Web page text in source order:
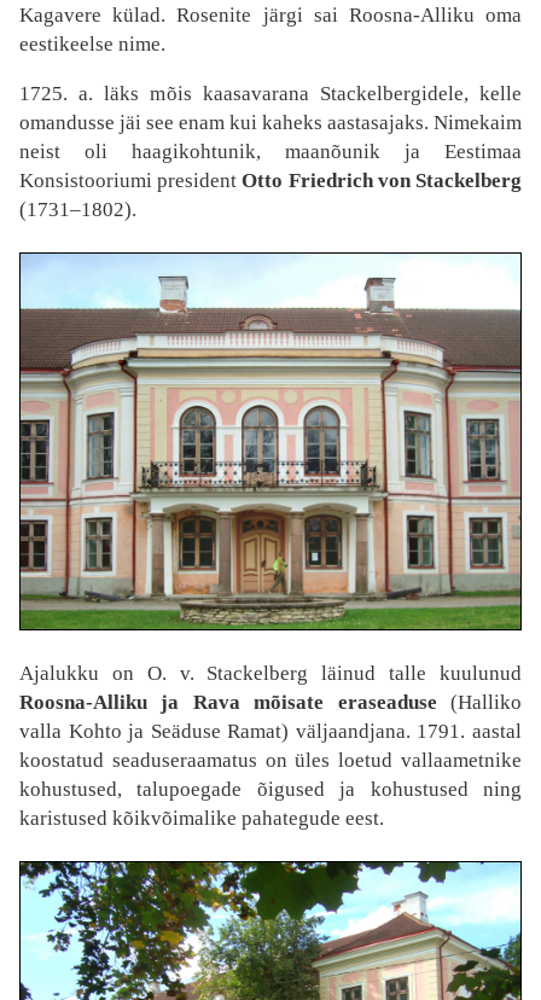
Kagavere külad. Rosenite järgi sai Roosna-Alliku oma
eestikeelse nime.
1725. a. läks mõis kaasavarana Stackelbergidele, kelle
omandusse jäi see enam kui kaheks aastasajaks. Nimekaim
neist oli haagikohtunik, maanõunik ja Eestimaa
Konsistooriumi presidentOtto Friedrich von Stackelberg
(1731–1802).
Ajalukku on O. v. Stackelberg läinud talle kuulunud
Roosna-Alliku ja Rava mõisate eraseaduse (Halliko
valla Kohto ja Seäduse Ramat) väljaandjana. 1791. aastal
koostatud seaduseraamatus on üles loetud vallaametnike
kohustused, talupoegade õigused ja kohustused ning
karistused kõikvõimalike pahategude eest.